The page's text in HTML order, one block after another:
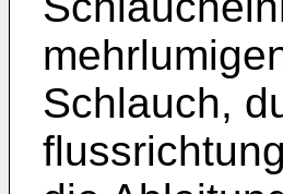
Schlauch,